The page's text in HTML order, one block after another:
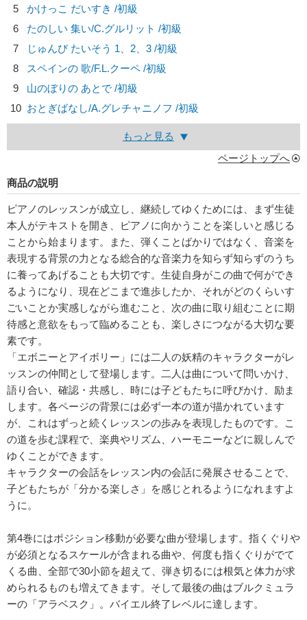
5
かけっこ だいすき /初級
6
たのしい 集い/C.グルリット /初級
7
じゅんび たいそう 1、2、3 /初級
8
スペインの 歌/F.L.クーペ /初級
9
山のぼりの あとで /初級
10 おとぎばなし/A.グレチャニノフ /初級
もっと見る
ページトップへ
商品の説明
ピアノのレッスンが成立し、継続してゆくためには、まず生徒
本人がテキストを開き、ピアノに向かうことを楽しいと感じる
ことから始まります。また、弾くことばかりではなく、音楽を
表現する背景の力となる総合的な音楽力を知らず知らずのうち
に養ってあげることも大切です。生徒自身がこの曲で何ができ
るようになり、現在どこまで進歩したか、それがどのくらいす
ごいことか実感しながら進むこと、次の曲に取り組むことに期
待感と意欲をもって臨めることも、楽しさにつながる大切な要
素です。
「エボニーとアイボリー」には二人の妖精のキャラクターがレ
ッスンの仲間として登場します。二人は曲について問いかけ、
語り合い、確認・共感し、時には子どもたちに呼びかけ、励ま
します。各ページの背景には必ず一本の道が描かれています
が、これはずっと続くレッスンの歩みを表現したものです。こ
の道を歩む課程で、楽典やリズム、ハーモニーなどに親しんで
ゆくことができます。
キャラクターの会話をレッスン内の会話に発展させることで、
子どもたちが「分かる楽しさ」を感じとれるようになれますよ
うに。
第4巻にはポジション移動が必要な曲が登場します。指くぐりや
が必須となるスケールが含まれる曲や、何度も指くぐりがでて
くる曲、全部で30小節を超えて、弾き切るには根気と体力が求
められるものも増えてきます。そして最後の曲はブルクミュラ
ーの「アラベスク」。バイエル終了レベルに達します。